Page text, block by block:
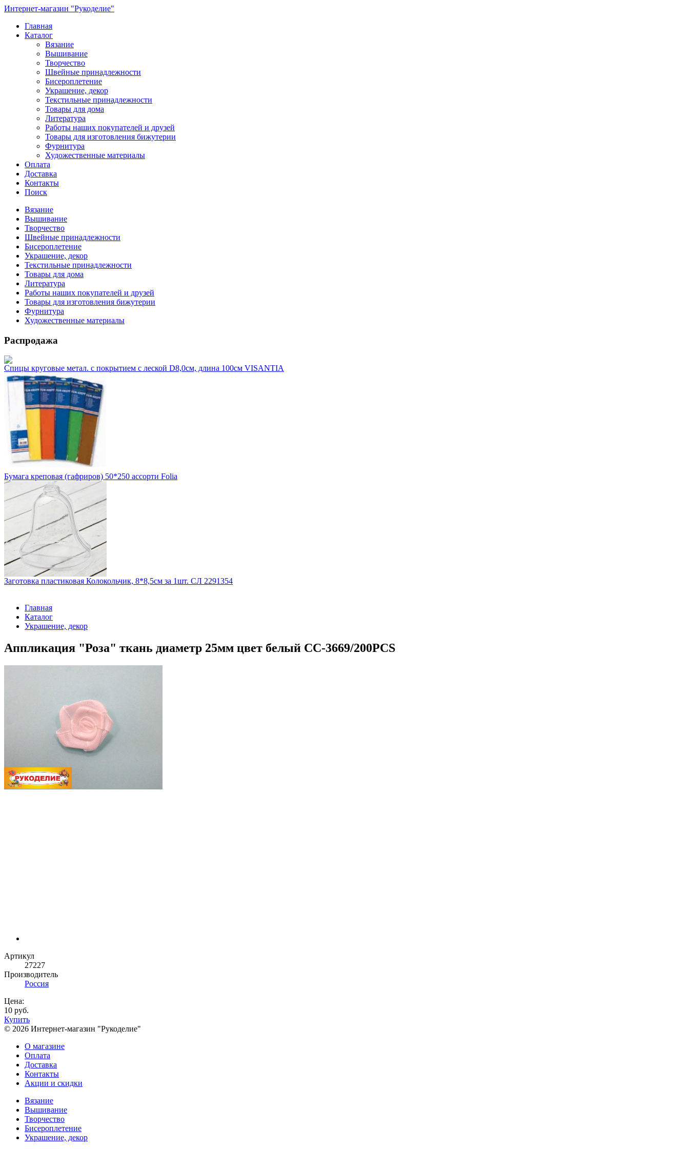
Интернет-магазин "Рукоделие"
Главная
Каталог
Вязание
Вышивание
Творчество
Швейные принадлежности
Бисероплетение
Украшение, декор
Текстильные принадлежности
Товары для дома
Литература
Работы наших покупателей и друзей
Товары для изготовления бижутерии
Фурнитура
Художественные материалы
Оплата
Доставка
Контакты
Поиск
Вязание
Вышивание
Творчество
Швейные принадлежности
Бисероплетение
Украшение, декор
Текстильные принадлежности
Товары для дома
Литература
Работы наших покупателей и друзей
Товары для изготовления бижутерии
Фурнитура
Художественные материалы
Распродажа
Спицы круговые метал. с покрытием с леской D8,0см, длина 100см VISANTIA
Бумага креповая (гафриров) 50*250 ассорти Folia
Заготовка пластиковая Колокольчик, 8*8,5см за 1шт. СЛ 2291354
Главная
Каталог
Украшение, декор
Аппликация "Роза" ткань диаметр 25мм цвет белый СС-3669/200PCS
Артикул
27227
Производитель
Россия
Цена:
10 руб.
Купить
© 2026 Интернет-магазин "Рукоделие"
О магазине
Оплата
Доставка
Контакты
Акции и скидки
Вязание
Вышивание
Творчество
Бисероплетение
Украшение, декор